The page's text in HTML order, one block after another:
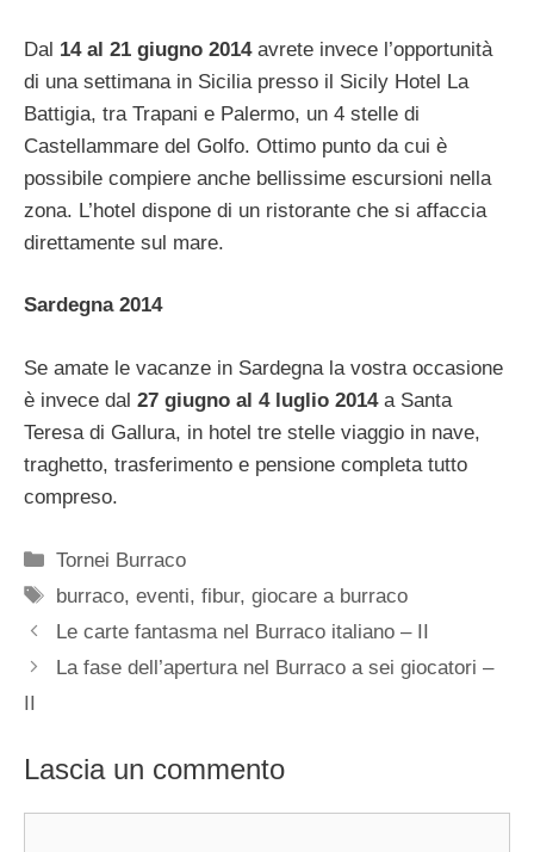
Dal 14 al 21 giugno 2014avrete invece l’opportunità
di una settimana in Sicilia presso il Sicily Hotel La
Battigia, tra Trapani e Palermo, un 4 stelle di
Castellammare del Golfo. Ottimo punto da cui è
possibile compiere anche bellissime escursioni nella
zona. L’hotel dispone di un ristorante che si affaccia
direttamente sul mare.
Sardegna 2014
Se amate le vacanze in Sardegna la vostra occasione
è invece dal 27 giugno al 4 luglio 2014a Santa
Teresa di Gallura, in hotel tre stelle viaggio in nave,
traghetto, trasferimento e pensione completa tutto
compreso.
Categorie
Tornei Burraco
Tag
burraco,eventi,fibur,giocare a burraco
Le carte fantasma nel Burraco italiano – II
La fase dell’apertura nel Burraco a sei giocatori –
II
Lascia un commento